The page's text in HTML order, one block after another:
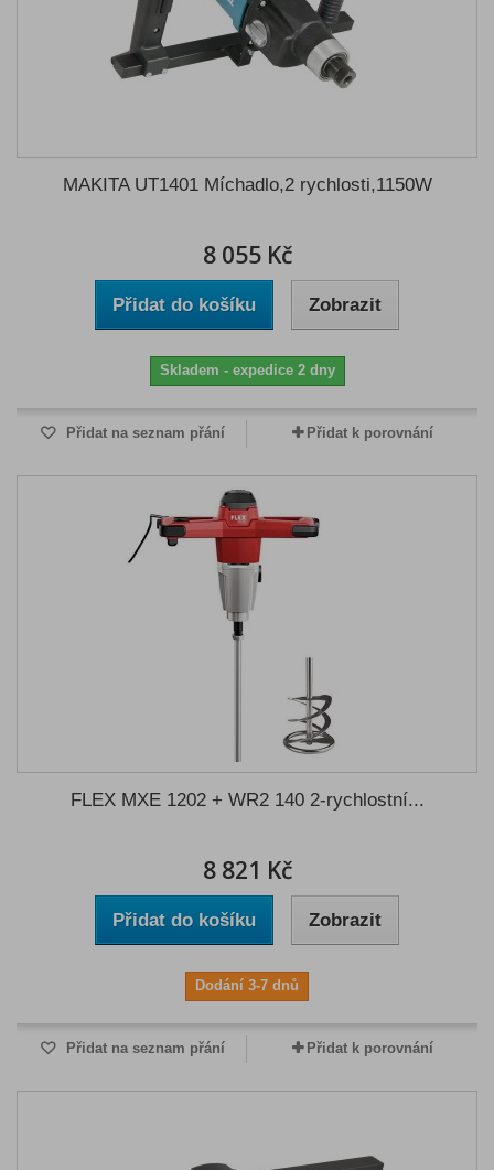
MAKITA UT1401 Míchadlo,2 rychlosti,1150W
8 055 Kč
Přidat do košíku Zobrazit
Skladem - expedice 2 dny
Přidat na seznam přání Přidat k porovnání
FLEX MXE 1202 + WR2 140 2-rychlostní...
8 821 Kč
Přidat do košíku Zobrazit
Dodání 3-7 dnů
Přidat na seznam přání Přidat k porovnání